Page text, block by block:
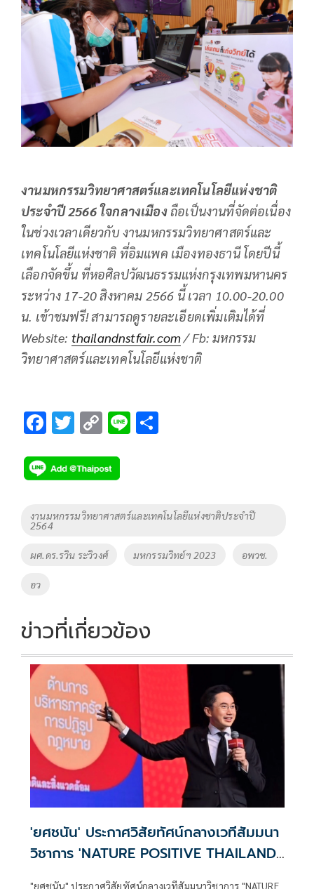
งานมหกรรมวิทยาศาสตร์และเทคโนโลยีแห่งชาติ
ประจำปี 2566 ใจกลางเมืองถือเป็นงานที่จัดต่อเนื่อง
ในช่วงเวลาเดียวกับ งานมหกรรมวิทยาศาสตร์และ
เทคโนโลยีแห่งชาติ ที่อิมแพค เมืองทองธานี โดยปีนี้
เลือกจัดขึ้น ที่หอศิลปวัฒนธรรมแห่งกรุงเทพมหานคร
ระหว่าง 17-20 สิงหาคม 2566 นี้ เวลา 10.00-20.00
น. เข้าชมฟรี! สามารถดูรายละเอียดเพิ่มเติมได้ที่
Website: thailandnstfair.com/ Fb: มหกรรม
วิทยาศาสตร์และเทคโนโลยีแห่งชาติ
F
e
b
o
o
k
T
tt
er
C
p
y
Li
k
Li
Tags
งานมหกรรมวิทยาศาสตร์และเทคโนโลยีแห่งชาติประจำปี
2564
ผศ.ดร.รวิน ระวิวงศ์ มหกรรมวิทย์ฯ 2023 อพวช.
อว
ข่าวที่เกี่ยวข้อง
'ยศชนัน' ประกาศวิสัยทัศน์กลางเวทีสัมมนา
วิชาการ 'NATURE POSITIVE THAILAND'
"ยศชนัน" ประกาศวิสัยทัศน์กลางเวทีสัมมนาวิชาการ "NATURE